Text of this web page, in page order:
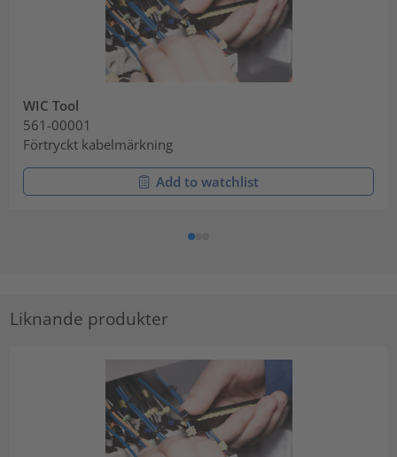
WIC Tool
561-00001
Förtryckt kabelmärkning
Add to watchlist
Liknande produkter